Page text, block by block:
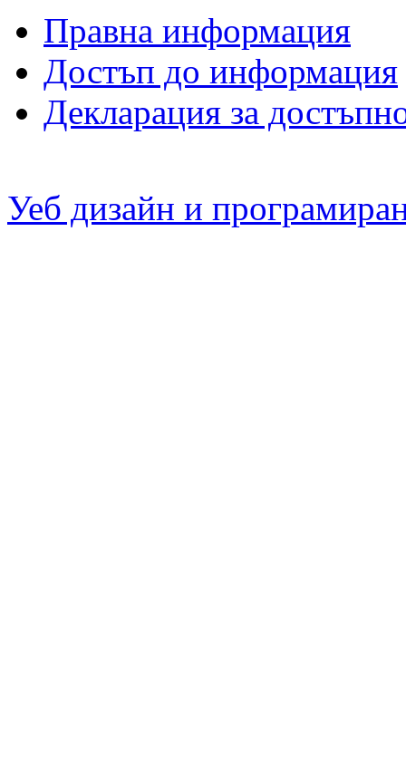
Правна информация
Достъп до информация
Декларация за
Уеб дизайн и